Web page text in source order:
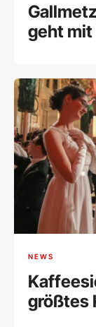
geht mit
NEWS
größtes